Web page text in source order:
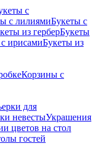
с
с лилиямиБукеты с
из герберБукеты
ирисамиБукеты из
Корзины с
для
невестыУкрашения
цветов на стол
гостей